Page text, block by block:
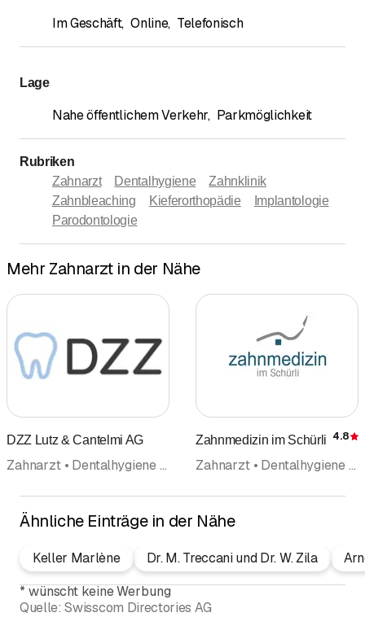
Im Geschäft, Online, Telefonisch
Lage
Nahe öffentlichem Verkehr, Parkmöglichkeit
Rubriken
Zahnarzt
Dentalhygiene
Zahnklinik
Zahnbleaching
Kieferorthopädie
Implantologie
Parodontologie
Mehr Zahnarzt in der Nähe
DZZ Lutz & Cantelmi AG
Zahnarzt • Dentalhygiene • Implantologie • Oralchirurgie • Zahnbleaching • Kieferorthopädie
Zahnmedizin im Schürli 4.8
Zahnarzt • Dentalhygiene • Kinderzahnmedizin • Parodontologie • Zahnbleaching • Implantologie • Oralchirurgie
Ähnliche Einträge in der Nähe
Keller Marlène Dr. M. Treccani und Dr. W. Zila
*wünscht keine Werbung
Quelle: Swisscom Directories AG